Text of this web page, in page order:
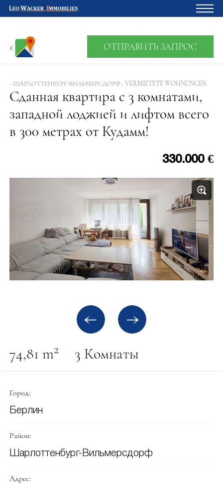
Главная
Владельцам
О нас
Девелопмент
Кредитный калькулятор
Контакты
ОТПРАВИТЬ ЗАПРОС
- ШАРЛОТТЕНБУРГ-ВИЛЬМЕРСДОРФ , VERMIETETE WOHNUNGEN
Сданная квартира с 3 комнатами,
западной лоджией и лифтом всего
в 300 метрах от Кудамм!
330.000 €
74,81 m2 3 Комнаты
Город:
Берлин
Район:
Шарлоттенбург-Вильмерсдорф
Адрес: